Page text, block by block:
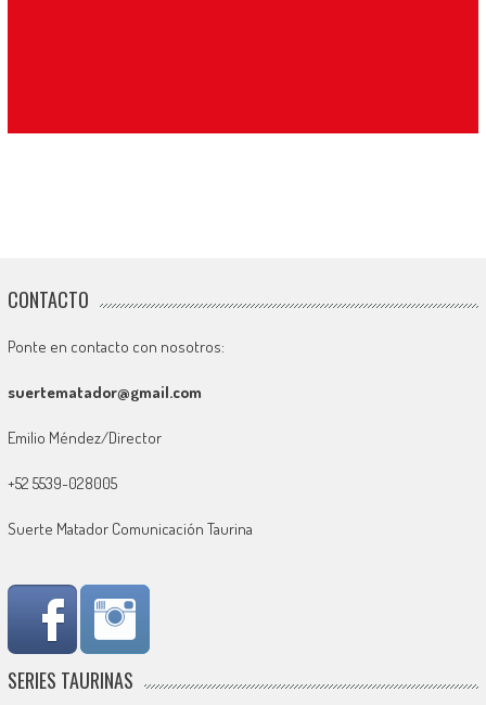
CONTACTO
Ponte en contacto con nosotros:
suertematador@gmail.com
Emilio Méndez/Director
+52 5539-028005
Suerte Matador Comunicación Taurina
SERIES TAURINAS